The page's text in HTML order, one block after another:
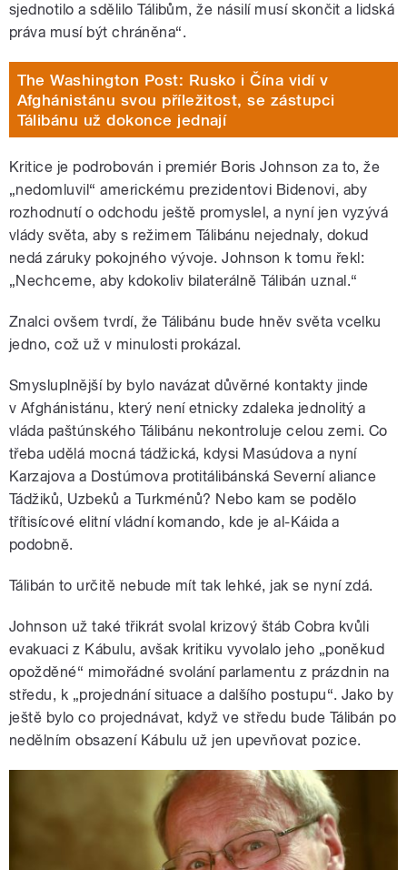
sjednotilo a sdělilo Tálibům, že násilí musí skončit a lidská
práva musí být chráněna“.
The Washington Post: Rusko i Čína vidí v
Afghánistánu svou příležitost, se zástupci
Tálibánu už dokonce jednají
Kritice je podrobován i premiér Boris Johnson za to, že
„nedomluvil“ americkému prezidentovi Bidenovi, aby
rozhodnutí o odchodu ještě promyslel, a nyní jen vyzývá
vlády světa, aby s režimem Tálibánu nejednaly, dokud
nedá záruky pokojného vývoje. Johnson k tomu řekl:
„Nechceme, aby kdokoliv bilaterálně Tálibán uznal.“
Znalci ovšem tvrdí, že Tálibánu bude hněv světa vcelku
jedno, což už v minulosti prokázal.
Smysluplnější by bylo navázat důvěrné kontakty jinde
v Afghánistánu, který není etnicky zdaleka jednolitý a
vláda paštúnského Tálibánu nekontroluje celou zemi. Co
třeba udělá mocná tádžická, kdysi Masúdova a nyní
Karzajova a Dostúmova protitálibánská Severní aliance
Tádžiků, Uzbeků a Turkménů? Nebo kam se podělo
třítisícové elitní vládní komando, kde je al-Káida a
podobně.
Tálibán to určitě nebude mít tak lehké, jak se nyní zdá.
Johnson už také třikrát svolal krizový štáb Cobra kvůli
evakuaci z Kábulu, avšak kritiku vyvolalo jeho „poněkud
opožděné“ mimořádné svolání parlamentu z prázdnin na
středu, k „projednání situace a dalšího postupu“. Jako by
ještě bylo co projednávat, když ve středu bude Tálibán po
nedělním obsazení Kábulu už jen upevňovat pozice.